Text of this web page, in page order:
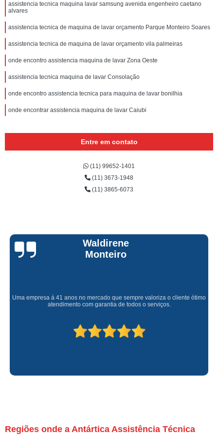
assistencia tecnica maquina lavar samsung avenida engenheiro caetano
alvares
assistencia tecnica de maquina de lavar orçamento Parque Monteiro Soares
assistencia tecnica de maquina de lavar orçamento vila palmeiras
onde encontro assistencia maquina de lavar Zona Oeste
assistencia tecnica maquina de lavar Consolação
onde encontro assistencia tecnica para maquina de lavar bonilhia
onde encontrar assistencia maquina de lavar Caiubi
Entre em contato
(11) 99652-1401
(11) 3673-1948
(11) 3865-6073
Claúdia
Andrullis
infelizmente é um problema), e a eficiência do técnico Sr Henrique na
solução do problema da minha lava e seca q minha família não vive mais
Regiões onde a Antártica Assistência Técnica